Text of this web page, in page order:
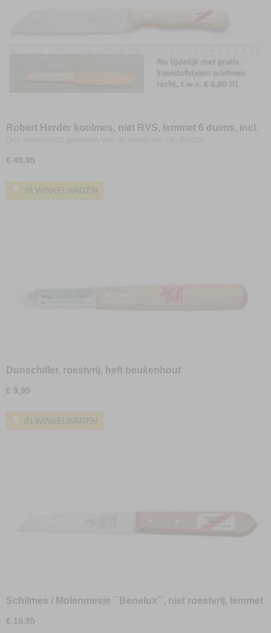
Robert Herder koolmes, niet RVS, lemmet 6 duims, incl.
€ 49,95
IN WINKELWAGEN
Dunschiller, roestvrij, heft beukenhout
€ 9,95
IN WINKELWAGEN
Schilmes / Molenmesje ``Benelux``, niet roestvrij, lemmet
€ 19,95